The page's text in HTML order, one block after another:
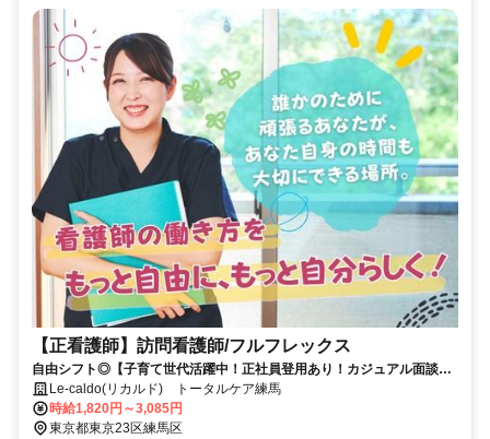
【正看護師】訪問看護師/フルフレックス
自由シフト◎【子育て世代活躍中！正社員登用あり！カジュアル面談実
施！】Le-caldo(リカルド) トータルケア練馬
時給1,820円～3,085円
東京都東京23区練馬区